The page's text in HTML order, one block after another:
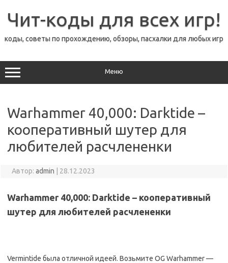
содержимому
Чит-коды для всех игр!
коды, советы по прохождению, обзоры, пасхалки для любых игр
Меню
Warhammer 40,000: Darktide –
кооперативный шутер для
любителей расчлененки
Автор: admin 28.12.2023
Warhammer 40,000: Darktide – кооперативный
шутер для любителей расчлененки
Vermintide была отличной идеей. Возьмите OG Warhammer —